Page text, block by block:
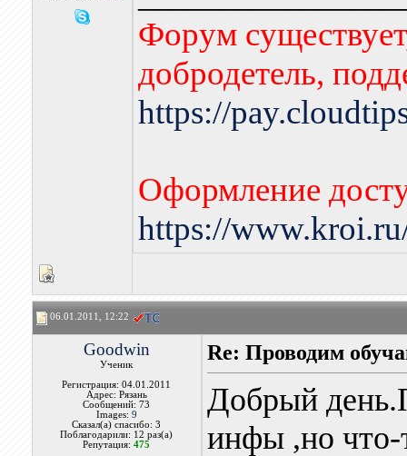
Форум
добродетель,
https://
Оформление
https://
06.01.2011, 12:22
Goodwin
Ученик
Регистрация: 04.01.2011
Адрес: Рязань
Сообщений: 73
Images: 9
Сказал(а) спасибо: 3
Поблагодарили: 12 раз(а)
Репутация:475
Re: Проводим
Добрый
инфы ,но что-